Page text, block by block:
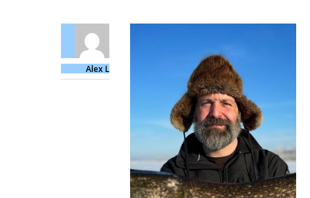
Alex L